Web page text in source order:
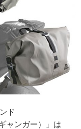
ド
ャンガー）」は